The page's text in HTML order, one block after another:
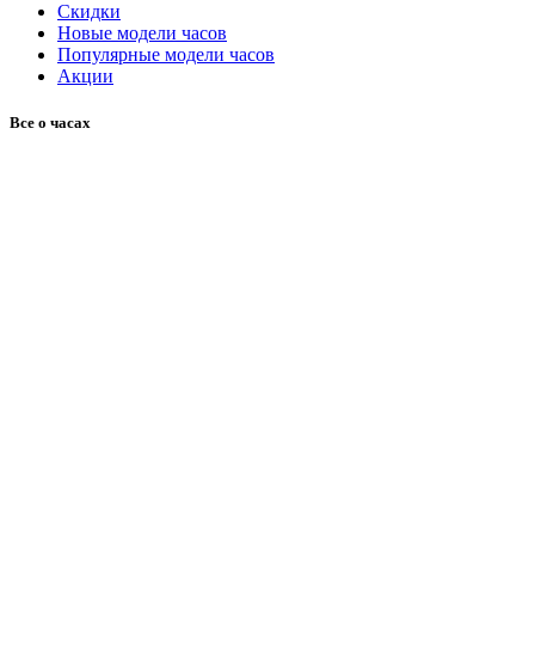
Скидки
Новые модели часов
Популярные модели часов
Акции
Все о часах